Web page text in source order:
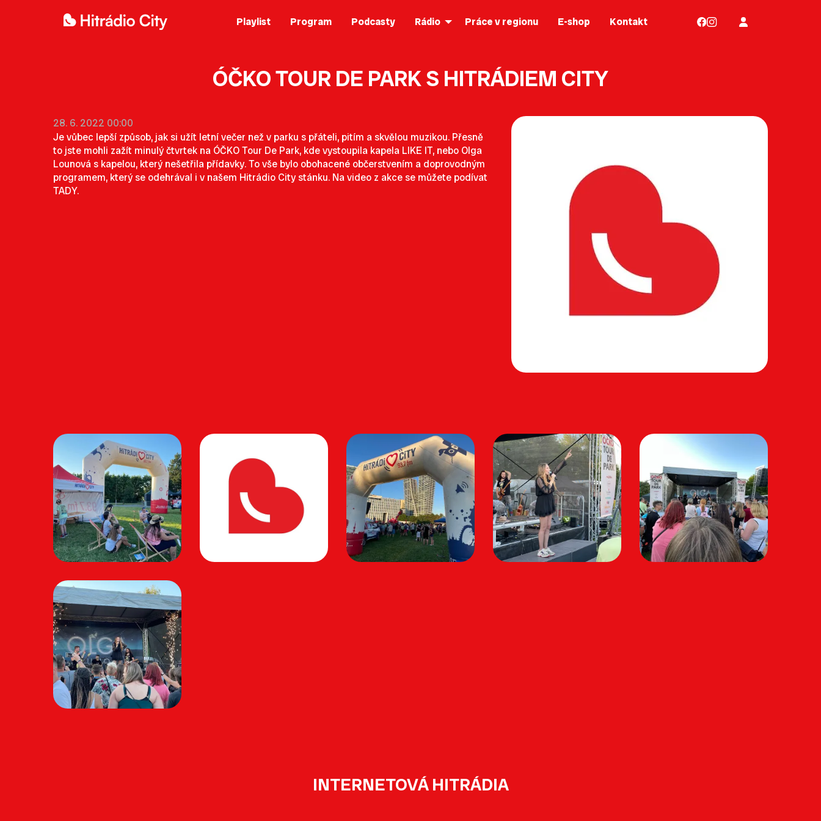
Playlist Program Podcasty Rádio Práce v regionu E-shop Kontakt
ÓČKO TOUR DE PARK S HITRÁDIEM CITY
28. 6. 2022 00:00
Je vůbec lepší způsob, jak si užít letní večer než v parku s přáteli, pitím a skvělou muzikou. Přesně
to jste mohli zažít minulý čtvrtek na ÓČKO Tour De Park, kde vystoupila kapela LIKE IT, nebo Olga
Lounová s kapelou, který nešetřila přídavky. To vše bylo obohacené občerstvením a doprovodným
programem, který se odehrával i v našem Hitrádio City stánku. Na video z akce se můžete podívat
TADY.
INTERNETOVÁ HITRÁDIA